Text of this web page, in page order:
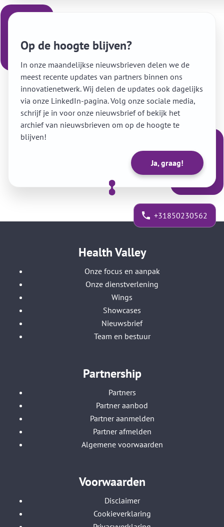
Op de hoogte blijven?
In onze maandelijkse nieuwsbrieven delen we de
meest recente updates van partners binnen ons
innovatienetwerk. Wij delen de updates ook dagelijks
via onze LinkedIn-pagina. Volg onze sociale media,
schrijf je in voor onze nieuwsbrief of bekijk het
archief van nieuwsbrieven om op de hoogte te
blijven!
Ja, graag!
+31850230562
Health Valley
Onze focus en aanpak
Onze dienstverlening
Wings
Showcases
Nieuwsbrief
Team en bestuur
Partnership
Partners
Partner aanbod
Partner aanmelden
Partner afmelden
Algemene voorwaarden
Voorwaarden
Disclaimer
Cookieverklaring